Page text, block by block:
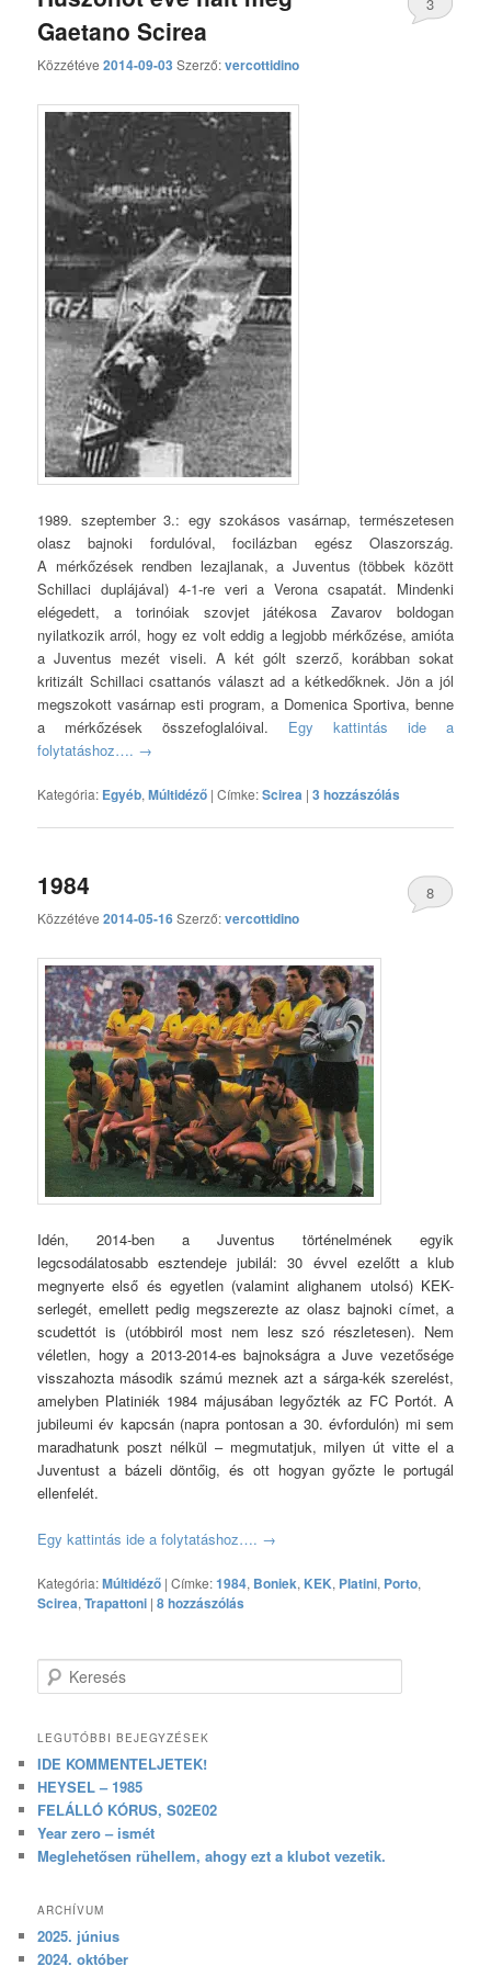
Gaetano Scirea
Közzétéve2014-09-03 Szerző:vercottidino
3
1989. szeptember 3.: egy szokásos vasárnap, természetesen
olasz bajnoki fordulóval, focilázban egész Olaszország.
A mérkőzések rendben lezajlanak, a Juventus (többek között
Schillaci duplájával) 4-1-re veri a Verona csapatát. Mindenki
elégedett, a torinóiak szovjet játékosa Zavarov boldogan
nyilatkozik arról, hogy ez volt eddig a legjobb mérkőzése, amióta
a Juventus mezét viseli. A két gólt szerző, korábban sokat
kritizált Schillaci csattanós választ ad a kétkedőknek. Jön a jól
megszokott vasárnap esti program, a Domenica Sportiva, benne
a mérkőzések összefoglalóival. Egy kattintás ide a
folytatáshoz…. →
Kategória: Egyéb,Múltidéző |Címke:Scirea |3 hozzászólás
1984
Közzétéve2014-05-16Szerző:vercottidino
8
Idén, 2014-ben a Juventus történelmének egyik
legcsodálatosabb esztendeje jubilál: 30 évvel ezelőtt a klub
megnyerte első és egyetlen (valamint alighanem utolsó) KEK-
serlegét, emellett pedig megszerezte az olasz bajnoki címet, a
scudettót is (utóbbiról most nem lesz szó részletesen). Nem
véletlen, hogy a 2013-2014-es bajnokságra a Juve vezetősége
visszahozta második számú meznek azt a sárga-kék szerelést,
amelyben Platiniék 1984 májusában legyőzték az FC Portót. A
jubileumi év kapcsán (napra pontosan a 30. évfordulón) mi sem
maradhatunk poszt nélkül – megmutatjuk, milyen út vitte el a
Juventust a bázeli döntőig, és ott hogyan győzte le portugál
ellenfelét.
Egy kattintás ide a folytatáshoz…. →
Kategória:Múltidéző |Címke:1984, Boniek, KEK, Platini, Porto,
Scirea,Trapattoni |8 hozzászólás
Keresés
LEGUTÓBBI BEJEGYZÉSEK
IDE KOMMENTELJETEK!
HEYSEL – 1985
FELÁLLÓ KÓRUS, S02E02
Year zero – ismét
Meglehetősen rühellem, ahogy ezt a klubot vezetik.
ARCHÍVUM
2025. június
2024. október